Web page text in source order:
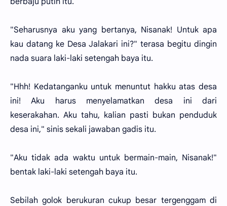
"Seharusnya aku yang bertanya, Nisanak! Untuk apa
kau datang ke Desa Jalakari ini?" terasa begitu dingin
nada suara laki-laki setengah baya itu.
"Hhh! Kedatanganku untuk menuntut hakku atas desa
ini! Aku harus menyelamatkan desa ini dari
keserakahan. Aku tahu, kalian pasti bukan penduduk
desa ini," sinis sekali jawaban gadis itu.
"Aku tidak ada waktu untuk bermain-main, Nisanak!"
bentak laki-laki setengah baya itu.
Sebilah golok berukuran cukup besar tergenggam di